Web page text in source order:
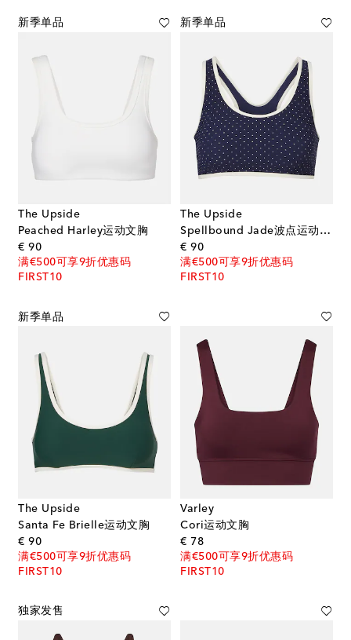
新季单品
The Upside
Peached Harley运动文胸
€ 90original price
满€500可享9折优惠码
FIRST10
新季单品
The Upside
Spellbound Jade波点运动文胸
€ 90original price
满€500可享9折优惠码
FIRST10
新季单品
The Upside
Santa Fe Brielle运动文胸
€ 90original price
满€500可享9折优惠码
FIRST10
Varley
Cori运动文胸
€ 78original price
满€500可享9折优惠码
FIRST10
独家发售